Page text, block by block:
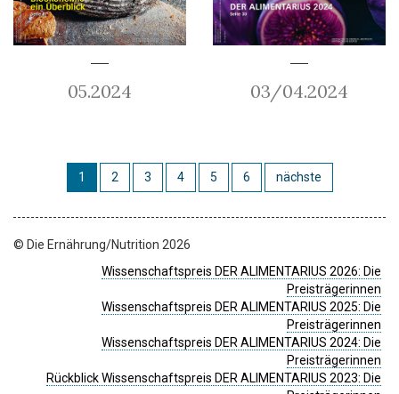
05.2024 03/04.2024
1 2 3 4 5 6 nächste
© Die Ernährung/Nutrition 2026
Wissenschaftspreis DER ALIMENTARIUS 2026: Die
Preisträgerinnen
Wissenschaftspreis DER ALIMENTARIUS 2025: Die
Preisträgerinnen
Wissenschaftspreis DER ALIMENTARIUS 2024: Die
Preisträgerinnen
Rückblick Wissenschaftspreis DER ALIMENTARIUS 2023: Die